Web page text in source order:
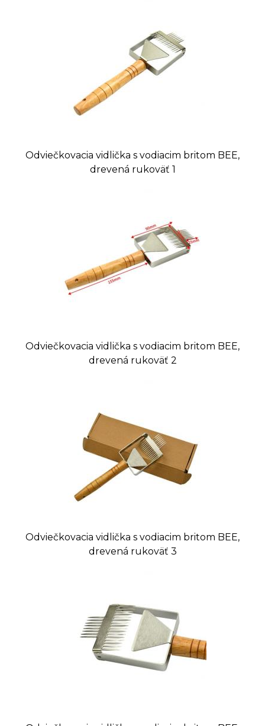
Odviečkovacia vidlička s vodiacim britom BEE,
drevená rukoväť 1
Odviečkovacia vidlička s vodiacim britom BEE,
drevená rukoväť 2
Odviečkovacia vidlička s vodiacim britom BEE,
drevená rukoväť 3